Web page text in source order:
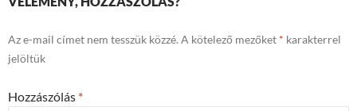
Az e-mail címet nem tesszük közzé. A kötelező mezőket * karakterrel
jelöltük
Hozzászólás *